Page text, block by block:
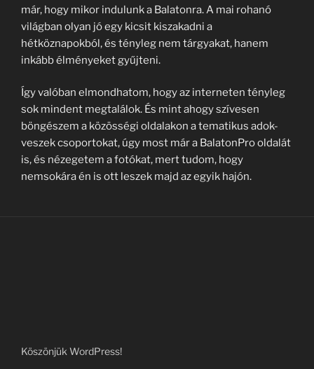
már, hogy mikor indulunk a Balatonra. A mai rohanó
világban olyan jó egy kicsit kiszakadni a
hétköznapokból, és tényleg nem tárgyakat, hanem
inkább élményeket gyűjteni.
Így valóban elmondhatom, hogy az interneten tényleg
sok mindent megtalálok. És mint ahogy szívesen
böngészem a közösségi oldalakon a tematikus adok-
veszek csoportokat, úgy most már a BalatonPro oldalát
is, és nézegetem a fotókat, mert tudom, hogy
nemsokára én is ott leszek majd az egyik hajón.
Köszönjük WordPress!